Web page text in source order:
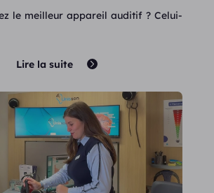
le meilleur appareil auditif ? Celui-
Lire la suite